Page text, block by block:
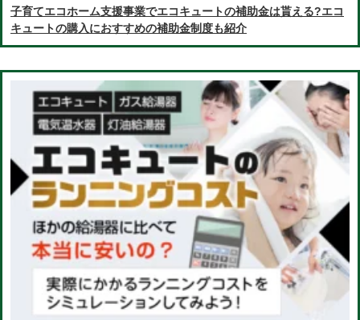
子育てエコホーム支援事業でエコキュートの補助金は貰える?エコ
キュートの購入におすすめの補助金制度も紹介